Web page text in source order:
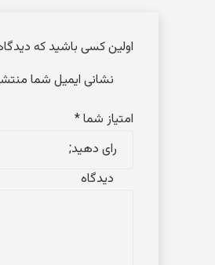
اولین کسی باشید که
نشانی ایمیل شما
امتیاز شما*